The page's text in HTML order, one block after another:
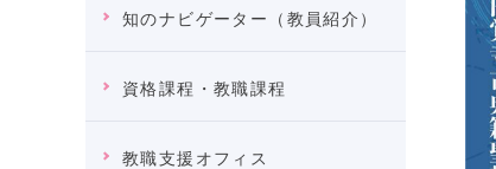
知のナビゲーター（教員紹介）
資格課程・教職課程
教職支援オフィス